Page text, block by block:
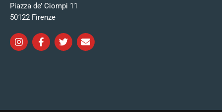
Piazza de’ Ciompi 11
50122 Firenze